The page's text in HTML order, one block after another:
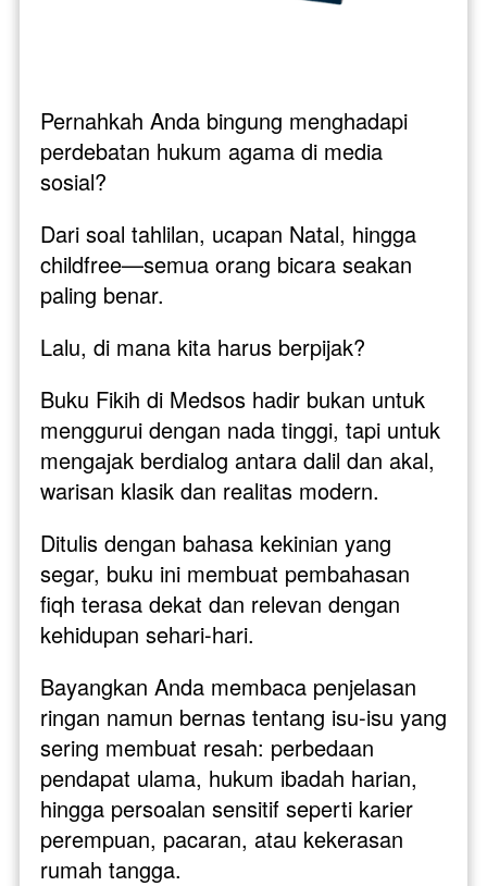
Pernahkah Anda bingung menghadapi
perdebatan hukum agama di media
sosial?
Dari soal tahlilan, ucapan Natal, hingga
childfree—semua orang bicara seakan
paling benar.
Lalu, di mana kita harus berpijak?
Buku Fikih di Medsos hadir bukan untuk
menggurui dengan nada tinggi, tapi untuk
mengajak berdialog antara dalil dan akal,
warisan klasik dan realitas modern.
Ditulis dengan bahasa kekinian yang
segar, buku ini membuat pembahasan
fiqh terasa dekat dan relevan dengan
kehidupan sehari-hari.
Bayangkan Anda membaca penjelasan
ringan namun bernas tentang isu-isu yang
sering membuat resah: perbedaan
pendapat ulama, hukum ibadah harian,
hingga persoalan sensitif seperti karier
perempuan, pacaran, atau kekerasan
rumah tangga.